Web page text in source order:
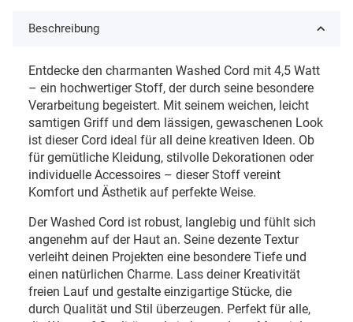
Beschreibung
Entdecke den charmanten Washed Cord mit 4,5 Watt
– ein hochwertiger Stoff, der durch seine besondere
Verarbeitung begeistert. Mit seinem weichen, leicht
samtigen Griff und dem lässigen, gewaschenen Look
ist dieser Cord ideal für all deine kreativen Ideen. Ob
für gemütliche Kleidung, stilvolle Dekorationen oder
individuelle Accessoires – dieser Stoff vereint
Komfort und Ästhetik auf perfekte Weise.
Der Washed Cord ist robust, langlebig und fühlt sich
angenehm auf der Haut an. Seine dezente Textur
verleiht deinen Projekten eine besondere Tiefe und
einen natürlichen Charme. Lass deiner Kreativität
freien Lauf und gestalte einzigartige Stücke, die
durch Qualität und Stil überzeugen. Perfekt für alle,